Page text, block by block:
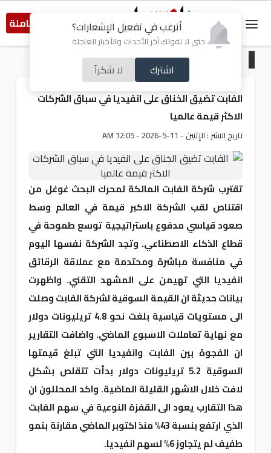
أترغب في تفعيل الإشعارات؟
حتى لا تفوتك آخر الأحداث والأخبار العاجلة
اشترك لا شكراً
النسخة الكاملة
تكنولوجيا
الفابت تضيق الخناق على انفيديا في سباق الشركات
الاكثر قيمة عالميا
تاريخ النشر : الإثنين - 11-5-2026 - 12:05 AM
تقترب شركة الفابت المالكة لمحرك البحث غوغل من
اقتناص لقب الشركة الاكبر قيمة في العالم وسط
صعود قياسي مدفوع باستراتيجية توسع طموحة في
قطاع الذكاء الاصطناعي. وتجد الشركة نفسها اليوم
في منافسة مباشرة ومحتدمة مع عملاقة الرقائق
انفيديا التي تهيمن على المشهد التقني. واظهرت
بيانات حديثة ان القيمة السوقية لشركة الفابت وصلت
الى مستويات قياسية بلغت نحو 4.8 تريليونات دولار
مع نهاية تعاملات الاسبوع الماضي. واضافت التقارير
ان الفجوة بين الفابت وانفيديا التي تبلغ قيمتها
السوقية 5.2 تريليونات دولار بدأت تتقلص بشكل
لافت خلال الاشهر القليلة الماضية. واكد المحللون ان
هذا التقارب يعود الى القفزة النوعية في سهم الفابت
الذي ارتفع بنسبة 43% منذ اكتوبر الماضي مقارنة بنمو
طفيف لم يتجاوز 6% لسهم انفيديا.